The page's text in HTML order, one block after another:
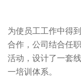
为使员工工作中得
合作，公司结合任
活动，设计了一套
一培训体系。